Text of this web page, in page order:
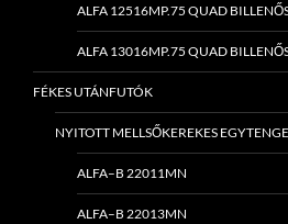
ALFA 12516MP.75 QUAD
ALFA 13016MP.75 QUAD
FÉKES UTÁNFUTÓK
NYITOTT MELLSŐKEREKES
ALFA–B 22011MN
ALFA–B 22013MN